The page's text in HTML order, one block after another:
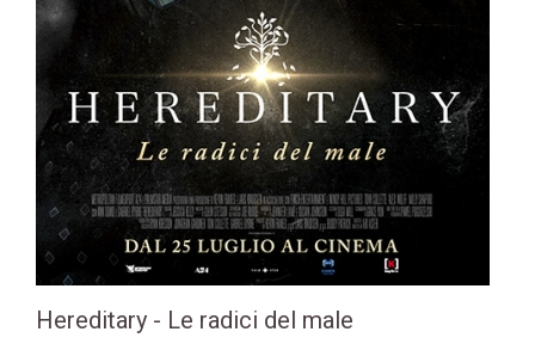
Hereditary - Le radici del male